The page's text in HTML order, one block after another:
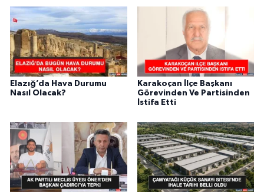
Elazığ’da Hava Durumu
Nasıl Olacak?
Karakoçan İlçe Başkanı
Görevinden Ve Partisinden
İstifa Etti